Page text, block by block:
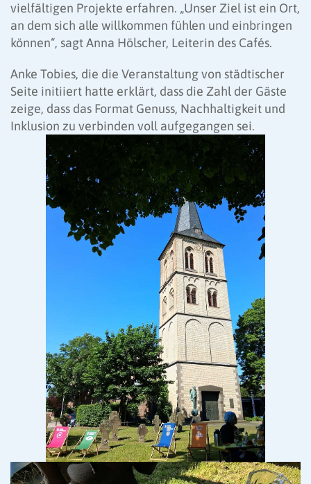
vielfältigen Projekte erfahren. „Unser Ziel ist ein Ort,
an dem sich alle willkommen fühlen und einbringen
können“, sagt Anna Hölscher, Leiterin des Cafés.
Anke Tobies, die die Veranstaltung von städtischer
Seite initiiert hatte erklärt, dass die Zahl der Gäste
zeige, dass das Format Genuss, Nachhaltigkeit und
Inklusion zu verbinden voll aufgegangen sei.